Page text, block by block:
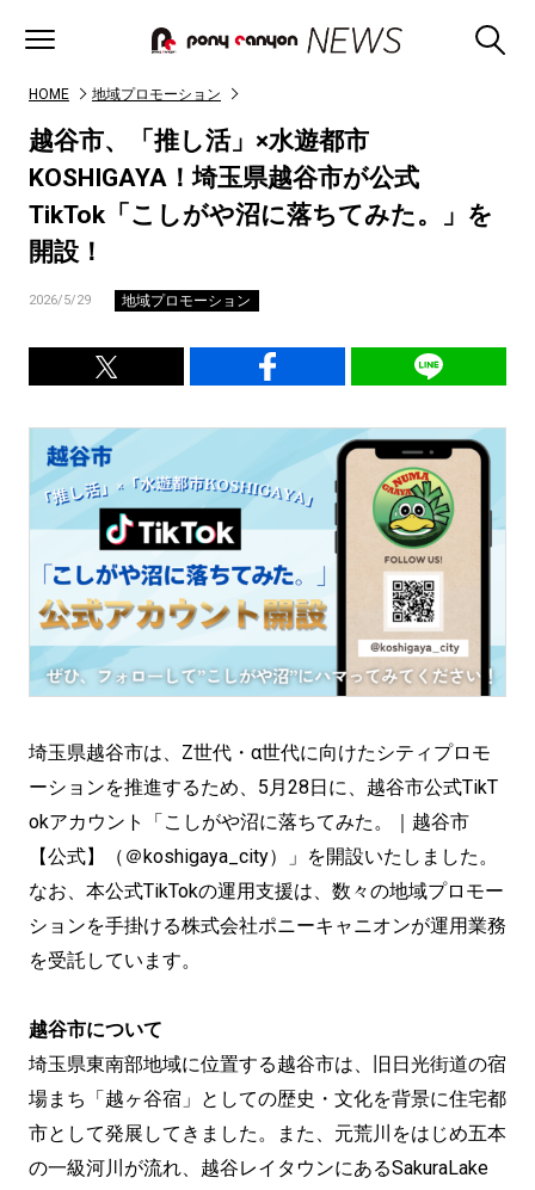
HOME 地域プロモーション
越谷市、「推し活」×水遊都市
KOSHIGAYA！埼玉県越谷市が公式
TikTok「こしがや沼に落ちてみた。」を
開設！
2026/5/29 地域プロモーション
埼玉県越谷市は、Z世代・α世代に向けたシティプロモ
ーションを推進するため、5月28日に、越谷市公式TikT
okアカウント「こしがや沼に落ちてみた。｜越谷市
【公式】（＠koshigaya_city）」を開設いたしました。
なお、本公式TikTokの運用支援は、数々の地域プロモー
ションを手掛ける株式会社ポニーキャニオンが運用業務
を受託しています。
越谷市について
埼玉県東南部地域に位置する越谷市は、旧日光街道の宿
場まち「越ヶ谷宿」としての歴史・文化を背景に住宅都
市として発展してきました。また、元荒川をはじめ五本
の一級河川が流れ、越谷レイタウンにあるSakuraLake